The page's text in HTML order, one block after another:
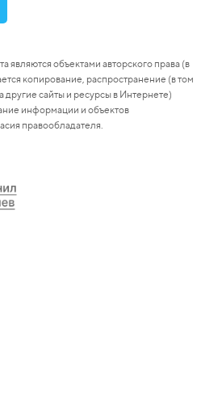
являются объектами авторского права (в
копирование, распространение (в том
другие сайты и ресурсы в Интернете)
информации и объектов
правообладателя.